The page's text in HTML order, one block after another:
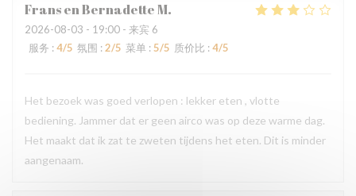
Frans en BernadetteM
2026-08-03 - 19:00 - 来宾 6
服务 : 4/5 氛围 : 2/5 菜单 : 5/5 质价比 : 4/5
Het bezoek was goed verlopen : lekker eten , vlotte
bediening. Jammer dat er geen airco was op deze warme dag.
Het maakt dat ik zat te zweten tijdens het eten. Dit is minder
aangenaam.